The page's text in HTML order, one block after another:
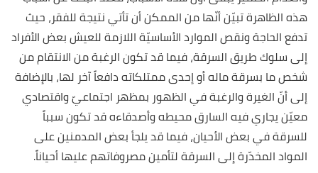
هذه الظاهرة تبيّن أنّها من الممكن أن تأتي نتيجة للفقر، حيث
تدفع الحاجة ونقص الموارد الأساسيّة اللازمة للعيش بعض الأفراد
إلى سلوك طريق السرقة، فيما قد تكون الرغبة من الانتقام من
شخص ما بسرقة ماله أو إحدى ممتلكاته دافعاً آخر لها، بالإضافة
إلى أنّ الغيرة والرغبة في الظهور بمظهر اجتماعيّ واقتصادي
معيّن يجاري فيه السارق محيطه وأصدقاءه قد تكون سبباً
للسرقة في بعض الأحيان، فيما قد يلجأ بعض المدمنين على
المواد المخدّرة إلى السرقة لتأمين مصروفاتهم عليها أحياناً.